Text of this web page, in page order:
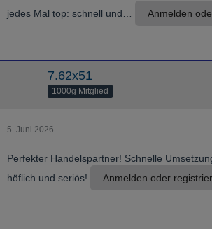
jedes Mal top: schnell und…
Anmelden
7.62x51
1000g Mitglied
5. Juni 2026
Perfekter Handelspartner! Schnelle
höflich und seriös!
Anmelden oder